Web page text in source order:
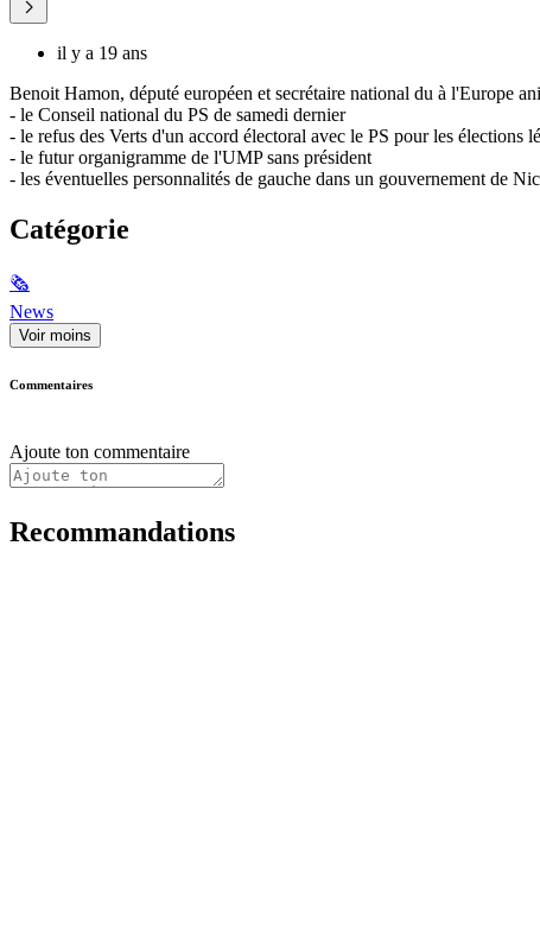
il y a 19 ans
Benoit Hamon, député européen et secrétaire national du à l'Europe
- le Conseil national du PS de samedi dernier
- le refus des Verts d'un accord électoral avec le PS pour les élections
- le futur organigramme de l'UMP sans président
- les éventuelles personnalités de gauche dans un gouvernement de
Catégorie
🗞
News
Voir moins
Commentaires
Ajoute ton commentaire
Recommandations